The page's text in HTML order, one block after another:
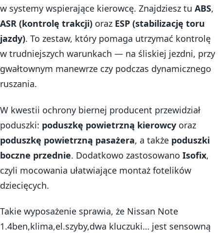
w systemy wspierające kierowcę. Znajdziesz tu ABS,
ASR (kontrolę trakcji) oraz ESP (stabilizację toru
jazdy). To zestaw, który pomaga utrzymać kontrolę
w trudniejszych warunkach — na śliskiej jezdni, przy
gwałtownym manewrze czy podczas dynamicznego
ruszania.
W kwestii ochrony biernej producent przewidział
poduszki: poduszkę powietrzną kierowcy oraz
poduszkę powietrzną pasażera, a także poduszki
boczne przednie. Dodatkowo zastosowano Isofix,
czyli mocowania ułatwiające montaż fotelików
dziecięcych.
Takie wyposażenie sprawia, że Nissan Note
1.4ben,klima,el.szyby,dwa kluczuki… jest sensowną